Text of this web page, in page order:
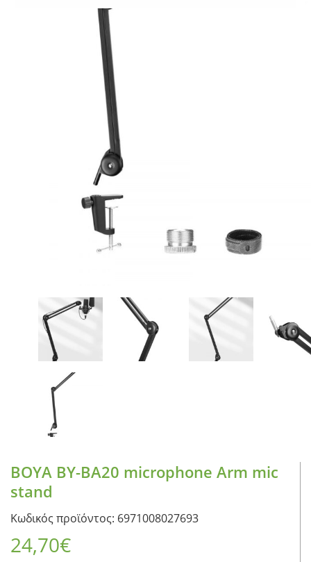
ΟΙΚΙΑΚΕΣ ΣΥΣΚΕΥΕΣ
ΠΡΟΣΩΠΙΚΗ ΦΡΟΝΤΙΔΑ
BOYA BY-BA20 microphone Arm mic
stand
Κωδικός προϊόντος: 6971008027693
24,70€